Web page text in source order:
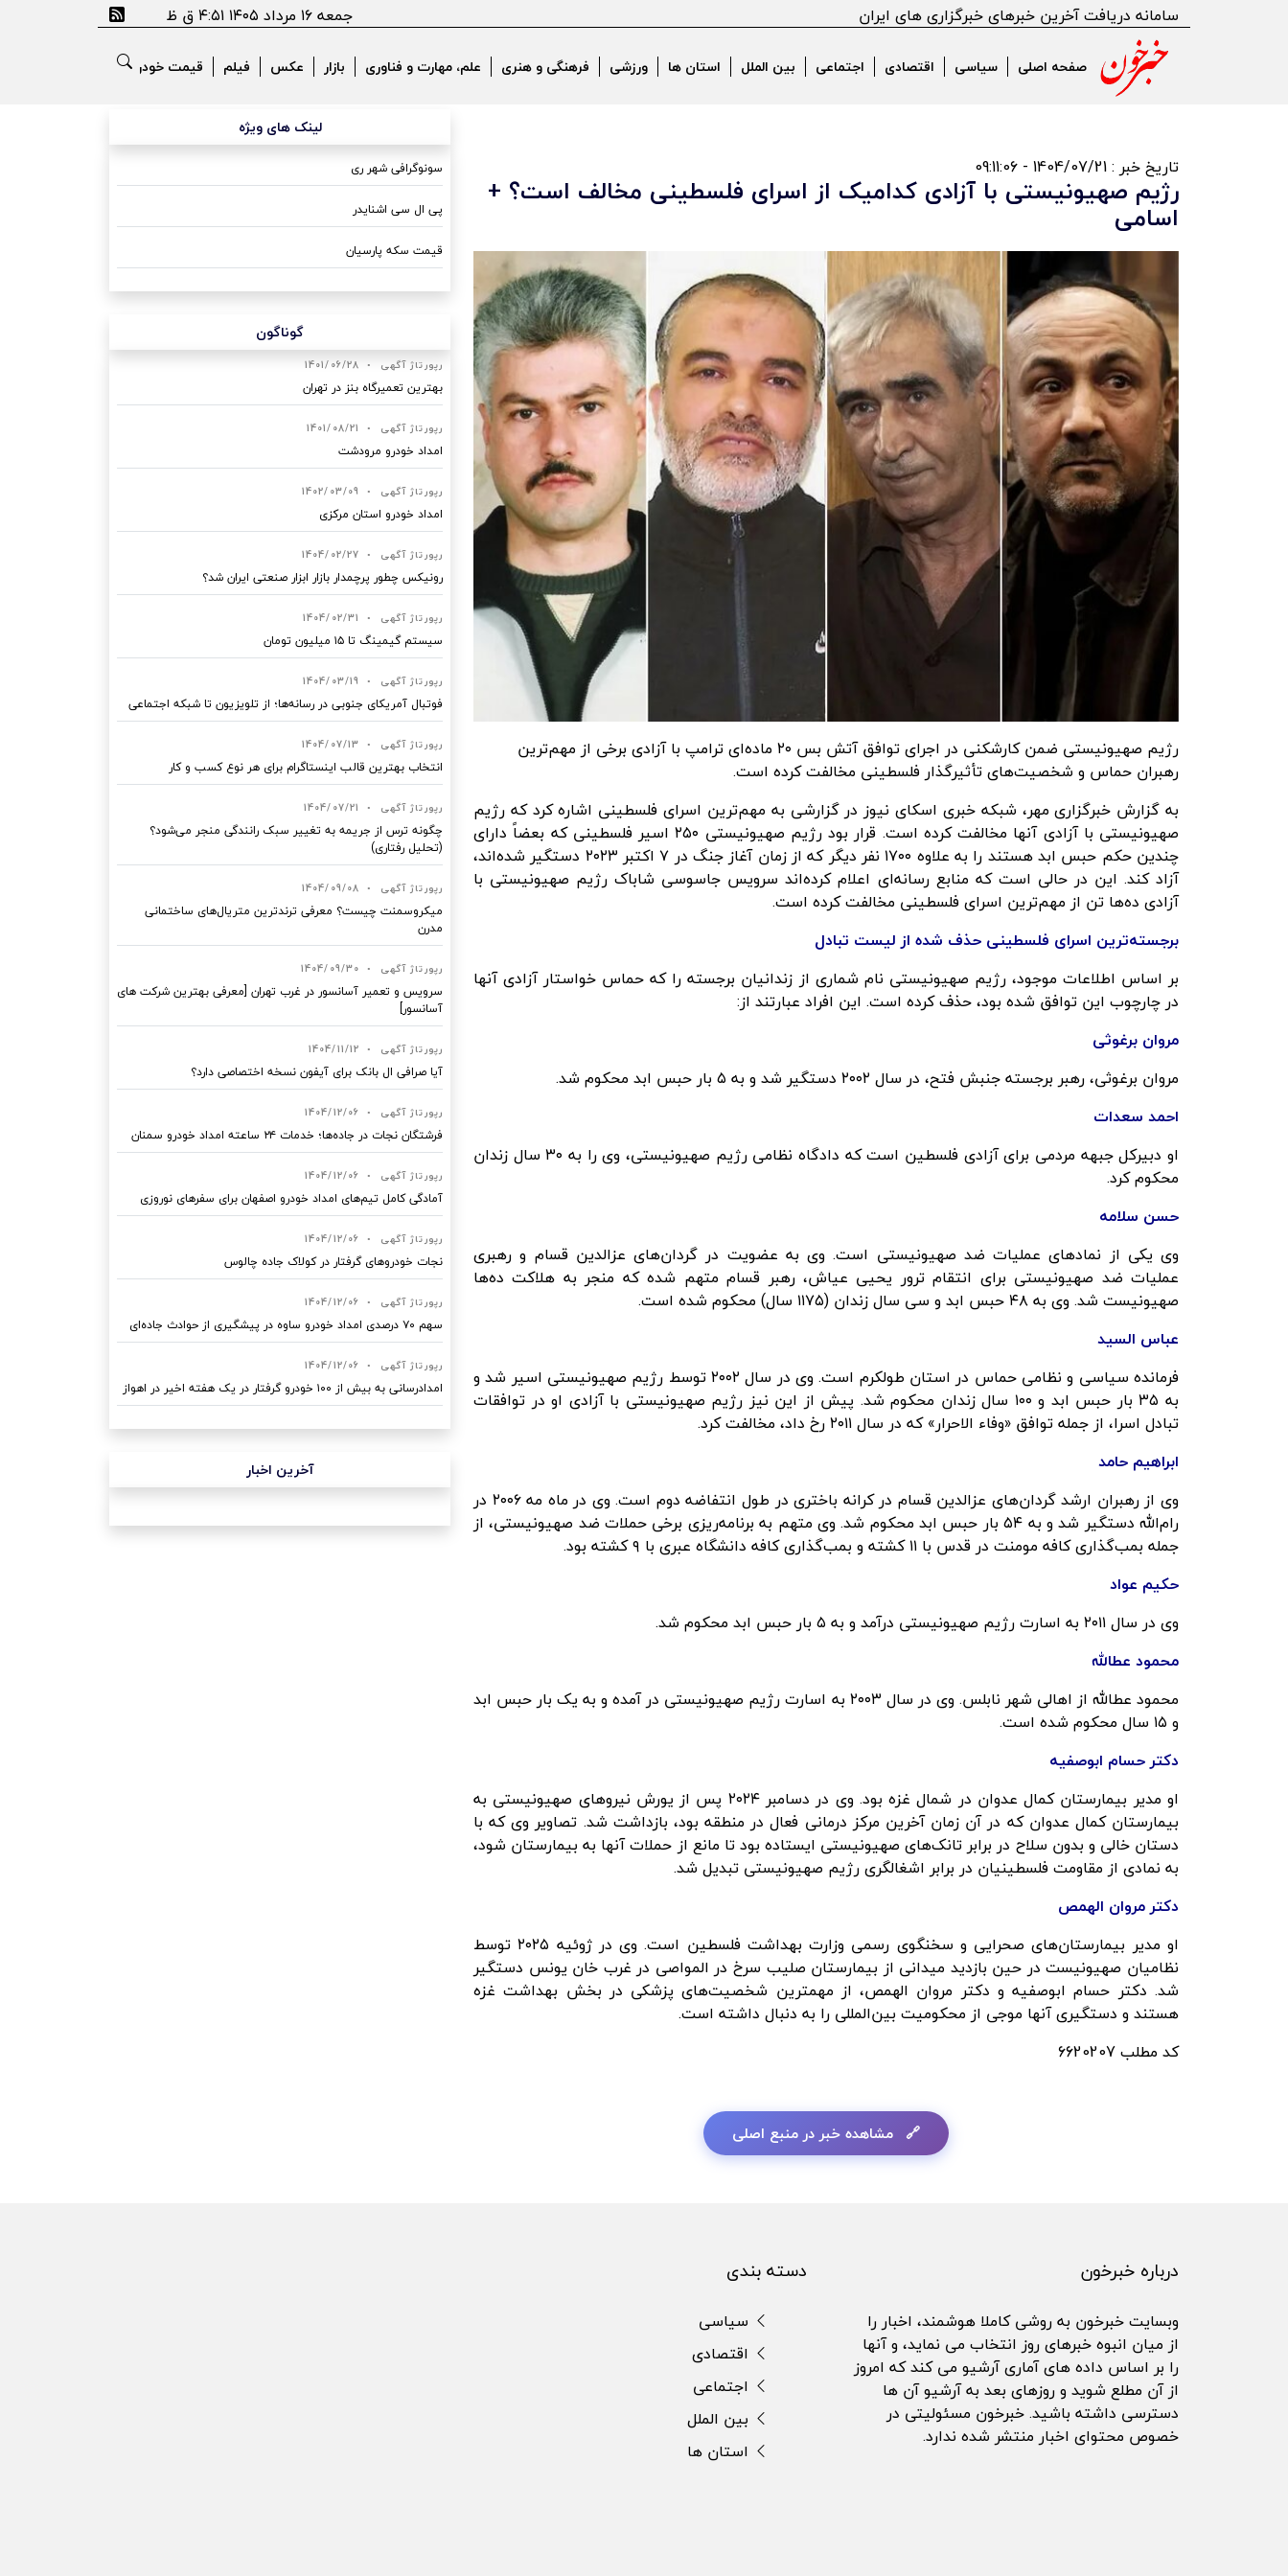
سامانه دریافت آخرین خبرهای خبرگزاری های ایران جمعه ۱۶ مرداد ۱۴۰۵ ۴:۵۱ ق ظ
صفحه اصلی سیاسی اقتصادی اجتماعی بین الملل استان ها ورزشی فرهنگی و هنری علم، مهارت و فناوری بازار عکس فیلم قیمت خودرو
تاریخ خبر : 1404/07/21 - 09:11:06
رژیم صهیونیستی با آزادی کدامیک از اسرای فلسطینی مخالف است؟ +
اسامی
رژیم صهیونیستی ضمن کارشکنی در اجرای توافق آتش بس ۲۰ ماده‌ای ترامپ با آزادی برخی از مهم‌ترین
رهبران حماس و شخصیت‌های تأثیرگذار فلسطینی مخالفت کرده است.
به گزارش خبرگزاری مهر، شبکه خبری اسکای نیوز در گزارشی به مهم‌ترین اسرای فلسطینی اشاره کرد که رژیم
صهیونیستی با آزادی آنها مخالفت کرده است.
قرار بود رژیم صهیونیستی ۲۵۰ اسیر فلسطینی که بعضاً دارای
چندین حکم حبس ابد هستند را به علاوه ۱۷۰۰ نفر دیگر که از زمان آغاز جنگ در ۷ اکتبر ۲۰۲۳ دستگیر شده‌اند،
آزاد کند. این در حالی است که منابع رسانه‌ای اعلام کرده‌اند سرویس جاسوسی شاباک رژیم صهیونیستی با
آزادی ده‌ها تن از مهم‌ترین اسرای فلسطینی مخالفت کرده است.
برجسته‌ترین اسرای فلسطینی حذف شده از لیست تبادل
بر اساس اطلاعات موجود، رژیم صهیونیستی نام شماری از زندانیان برجسته را که حماس خواستار آزادی آنها
در چارچوب این توافق شده بود، حذف کرده است. این افراد عبارتند از:
مروان برغوثی
مروان برغوثی، رهبر برجسته جنبش فتح، در سال ۲۰۰۲ دستگیر شد و به ۵ بار حبس ابد محکوم شد.
احمد سعدات
او دبیرکل جبهه مردمی برای آزادی فلسطین است که دادگاه نظامی رژیم صهیونیستی، وی را به ۳۰ سال زندان
محکوم کرد.
حسن سلامه
وی یکی از نمادهای عملیات ضد صهیونیستی است. وی به عضویت در گردان‌های عزالدین قسام و رهبری
عملیات ضد صهیونیستی برای انتقام ترور یحیی عیاش، رهبر قسام متهم شده که منجر به هلاکت ده‌ها
صهیونیست شد. وی به ۴۸ حبس ابد و سی سال زندان (۱۱۷۵ سال) محکوم شده است.
عباس السید
فرمانده سیاسی و نظامی حماس در استان طولکرم است. وی در سال ۲۰۰۲ توسط رژیم صهیونیستی اسیر شد و
به ۳۵ بار حبس ابد و ۱۰۰ سال زندان محکوم شد. پیش از این نیز رژیم صهیونیستی با آزادی او در توافقات
تبادل اسرا، از جمله توافق «وفاء الاحرار» که در سال ۲۰۱۱ رخ داد، مخالفت کرد.
ابراهیم حامد
وی از رهبران ارشد گردان‌های عزالدین قسام در کرانه باختری در طول انتفاضه دوم است. وی در ماه مه ۲۰۰۶ در
رام‌الله دستگیر شد و به ۵۴ بار حبس ابد محکوم شد. وی متهم به برنامه‌ریزی برخی حملات ضد صهیونیستی، از
جمله بمب‌گذاری کافه مومنت در قدس با ۱۱ کشته و بمب‌گذاری کافه دانشگاه عبری با ۹ کشته بود.
حکیم عواد
وی در سال ۲۰۱۱ به اسارت رژیم صهیونیستی درآمد و به ۵ بار حبس ابد محکوم شد.
محمود عطالله
محمود عطالله از اهالی شهر نابلس. وی در سال ۲۰۰۳ به اسارت رژیم صهیونیستی در آمده و به یک بار حبس ابد
و ۱۵ سال محکوم شده است.
دکتر حسام ابوصفیه
او مدیر بیمارستان کمال عدوان در شمال غزه بود. وی در دسامبر ۲۰۲۴ پس از یورش نیروهای صهیونیستی به
بیمارستان کمال عدوان که در آن زمان آخرین مرکز درمانی فعال در منطقه بود، بازداشت شد. تصاویر وی که با
دستان خالی و بدون سلاح در برابر تانک‌های صهیونیستی ایستاده بود تا مانع از حملات آنها به بیمارستان شود،
به نمادی از مقاومت فلسطینیان در برابر اشغالگری رژیم صهیونیستی تبدیل شد.
دکتر مروان الهمص
او مدیر بیمارستان‌های صحرایی و سخنگوی رسمی وزارت بهداشت فلسطین است. وی در ژوئیه ۲۰۲۵ توسط
نظامیان صهیونیست در حین بازدید میدانی از بیمارستان صلیب سرخ در المواصی در غرب خان یونس دستگیر
شد. دکتر حسام ابوصفیه و دکتر مروان الهمص، از مهمترین شخصیت‌های پزشکی در بخش بهداشت غزه
هستند و دستگیری آنها موجی از محکومیت بین‌المللی را به دنبال داشته است.
کد مطلب6620207
مشاهده خبر در منبع اصلی
لینک های ویژه
سونوگرافی شهر ری
پی ال سی اشنایدر
قیمت سکه پارسیان
گوناگون
رپورتاژ آگهی •
1401/06/28
بهترین تعمیرگاه بنز در تهران
رپورتاژ آگهی •
1401/08/21
امداد خودرو مرودشت
رپورتاژ آگهی •
1402/03/09
امداد خودرو استان مرکزی
رپورتاژ آگهی •
1404/02/27
رونیکس چطور پرچمدار بازار ابزار صنعتی ایران شد؟
رپورتاژ آگهی •
1404/02/31
سیستم گیمینگ تا ۱۵ میلیون تومان
رپورتاژ آگهی •
1404/03/19
فوتبال آمریکای جنوبی در رسانه‌ها؛ از تلویزیون تا شبکه اجتماعی
رپورتاژ آگهی •
1404/07/13
انتخاب بهترین قالب‌ اینستاگرام برای هر نوع کسب‌ و کار
رپورتاژ آگهی •
1404/07/21
چگونه ترس از جریمه به تغییر سبک رانندگی منجر می‌شود؟
(تحلیل رفتاری)
رپورتاژ آگهی •
1404/09/08
میکروسمنت چیست؟ معرفی ترندترین متریال‌های ساختمانی
مدرن
رپورتاژ آگهی •
1404/09/30
سرویس و تعمیر آسانسور در غرب تهران [معرفی بهترین شرکت های
آسانسور]
رپورتاژ آگهی •
1404/11/12
آیا صرافی ال بانک برای آیفون نسخه اختصاصی دارد؟
رپورتاژ آگهی •
1404/12/06
فرشتگان نجات در جاده‌ها؛ خدمات ۲۴ ساعته امداد خودرو سمنان
رپورتاژ آگهی •
1404/12/06
آمادگی کامل تیم‌های امداد خودرو اصفهان برای سفرهای نوروزی
رپورتاژ آگهی •
1404/12/06
نجات خودروهای گرفتار در کولاک جاده چالوس
رپورتاژ آگهی •
1404/12/06
سهم ۷۰ درصدی امداد خودرو ساوه در پیشگیری از حوادث جاده‌ای
رپورتاژ آگهی •
1404/12/06
امدادرسانی به بیش از ۱۰۰ خودرو گرفتار در یک هفته اخیر در اهواز
آخرین اخبار
درباره خبرخون
وبسایت خبرخون به روشی کاملا هوشمند، اخبار را
از میان انبوه خبرهای روز انتخاب می نماید، و آنها
را بر اساس داده های آماری آرشیو می کند که امروز
از آن مطلع شوید و روزهای بعد به آرشیو آن ها
دسترسی داشته باشید. خبرخون مسئولیتی در
خصوص محتوای اخبار منتشر شده ندارد.
دسته بندی
سیاسی
اقتصادی
اجتماعی
بین الملل
استان ها